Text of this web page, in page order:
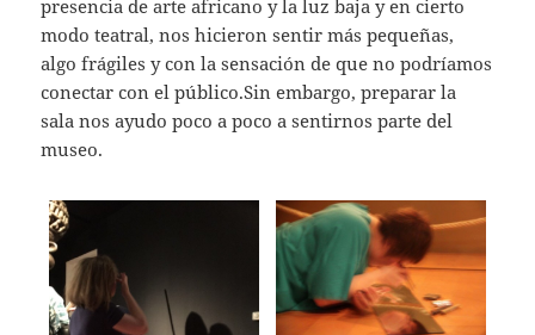
presencia de arte africano y la luz baja y en cierto
modo teatral, nos hicieron sentir más pequeñas,
algo frágiles y con la sensación de que no podríamos
conectar con el público.Sin embargo, preparar la
sala nos ayudo poco a poco a sentirnos parte del
museo.